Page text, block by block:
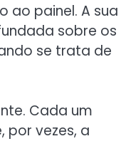
ao painel. A sua
sobre os
se trata de
Cada um
por vezes, a